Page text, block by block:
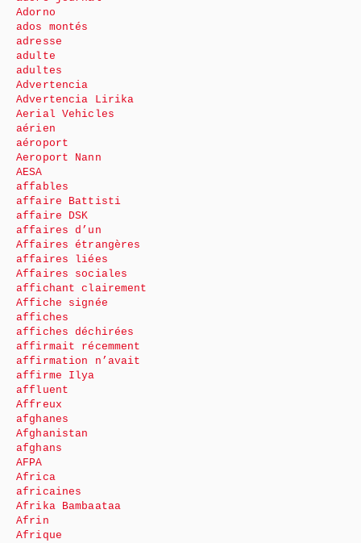
Adorno
ados montés
adresse
adulte
adultes
Advertencia
Advertencia Lirika
Aerial Vehicles
aérien
aéroport
Aeroport Nann
AESA
affables
affaire Battisti
affaire DSK
affaires d’un
Affaires étrangères
affaires liées
Affaires sociales
affichant clairement
Affiche signée
affiches
affiches déchirées
affirmait récemment
affirmation n’avait
affirme Ilya
affluent
Affreux
afghanes
Afghanistan
afghans
AFPA
Africa
africaines
Afrika Bambaataa
Afrin
Afrique